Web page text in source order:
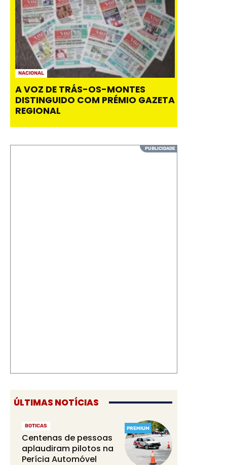
NACIONAL
A VOZ DE TRÁS-OS-MONTES
DISTINGUIDO COM PRÉMIO GAZETA
REGIONAL
ÚLTIMAS NOTÍCIAS
PREMIUM
BOTICAS
Centenas de pessoas
aplaudiram pilotos na
Perícia Automóvel